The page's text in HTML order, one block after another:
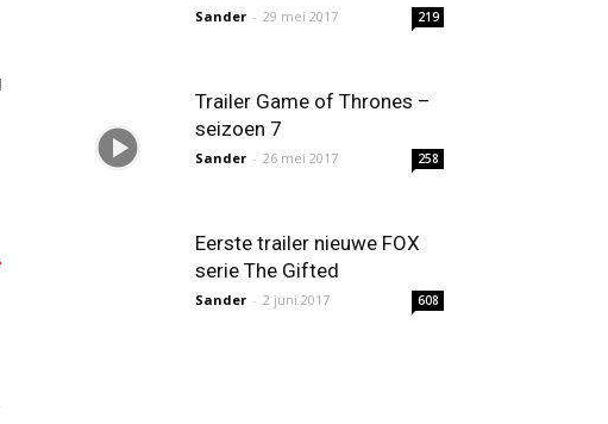
Sander - 29 mei 2017 219
Trailer Game of Thrones –
seizoen 7
Sander - 26 mei 2017 258
Eerste trailer nieuwe FOX
serie The Gifted
Sander - 2 juni 2017 608